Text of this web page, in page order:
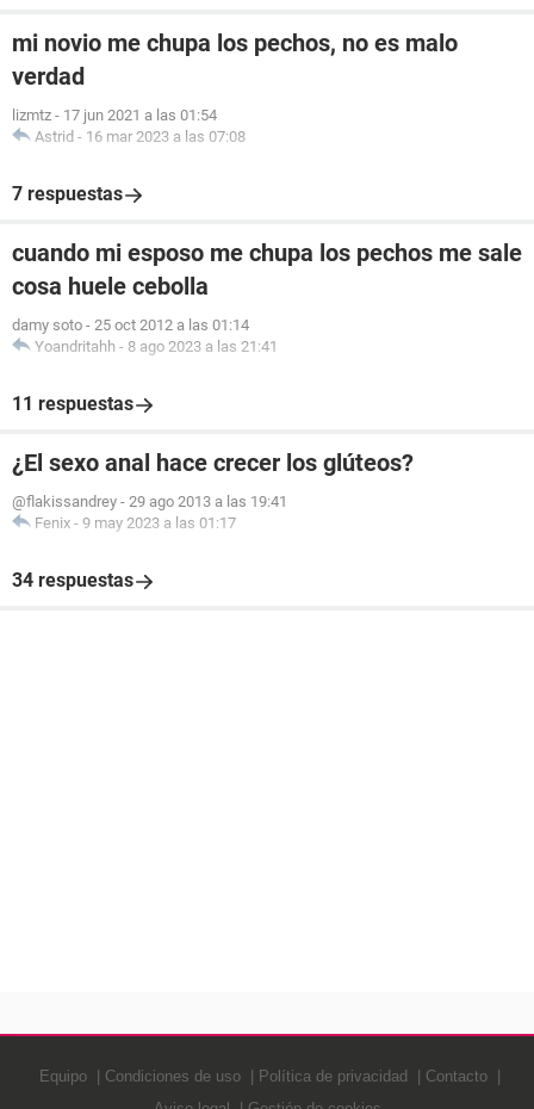
mi novio me chupa los pechos, no es malo
verdad
lizmtz - 17 jun 2021 a las 01:54
Astrid - 16 mar 2023 a las 07:08
7 respuestas
cuando mi esposo me chupa los pechos me sale
cosa huele cebolla
damy soto - 25 oct 2012 a las 01:14
Yoandritahh - 8 ago 2023 a las 21:41
11 respuestas
¿El sexo anal hace crecer los glúteos?
@flakissandrey - 29 ago 2013 a las 19:41
Fenix - 9 may 2023 a las 01:17
34 respuestas
Equipo Condiciones de uso Política de privacidad
Contacto